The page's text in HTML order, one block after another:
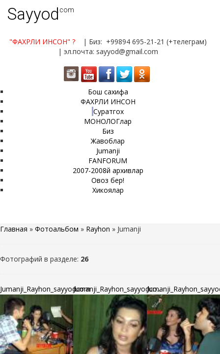
Sayyod.com
"ФАХРЛИ ИНСОН" ?
| Биз: +99894 695-21-21 (+телеграм)
| эл.почта: sayyod@gmail.com
Бош сахифа
ФАХРЛИ ИНСОН
Суратгох
МОНОЛОГлар
Биз
Жавоблар
Jumanji
FANFORUM
2007-2008й архивлар
Овоз бер!
Хикоялар
Главная » Фотоальбом » Rayhon » Jumanji
Фотографий в разделе: 26
Jumanji_Rayhon_sayyodcomJumanji_Rayhon_sayyodco...